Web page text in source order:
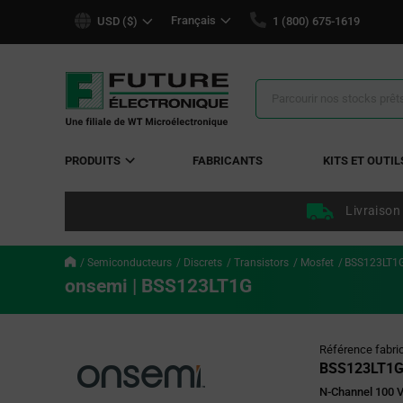
USD ($) Français 1 (800) 675-1619
Résultats
la
PRODUITS FABRICANTS KITS ET
Livraison
Semiconducteurs Discrets Transistors Mosfet
onsemi | BSS123LT1G
Référence
BSS123LT1G
N-Channel 100